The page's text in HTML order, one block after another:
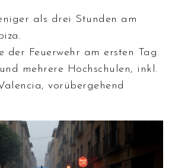
als drei Stunden am
.
der Feuerwehr am ersten Tag.
mehrere Hochschulen, inkl.
, vorübergehend